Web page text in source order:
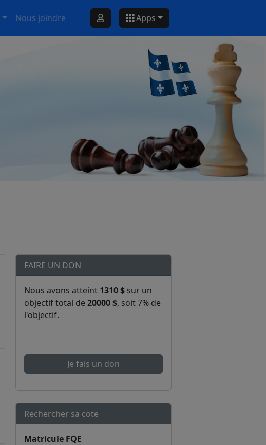
Nous joindre Apps
FAIRE UN DON
Nous avons atteint 1310 $ sur un
objectif total de 20000 $, soit 7% de
l'objectif.
Je fais un don
Rechercher sa cote
Matricule FQE